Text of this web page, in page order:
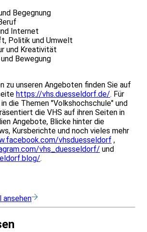
Begegnung
Internet
Politik und Umwelt
und Kreativität
Bewegung
zu unseren Angeboten finden Sie auf
https://vhs.duesseldorf.de/. Für
die Themen "Volkshochschule" und
die VHS auf ihren Seiten in
Angebote, Blicke hinter die
Kursberichte und noch vieles mehr
vhsduesseldorf ,
vhs_duesseldorf/ und
.